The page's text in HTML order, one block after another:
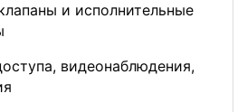
и исполнительные
видеонаблюдения,